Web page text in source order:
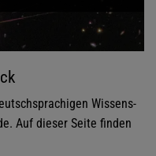
Wissens-
Auf dieser Seite finden